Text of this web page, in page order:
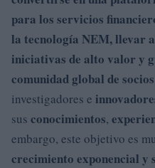
para los servicios
la tecnología NEM,llevar
iniciativas de alto valor y
comunidad global de
investigadores e
sus conocimientos,
embargo, este objetivo es
crecimiento exponencial y